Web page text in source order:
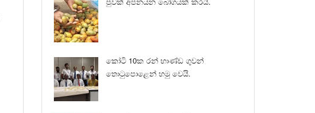
කෝටි 10ක රන් භාණ්ඩ ගුවන්
තොටුපොළෙන් හමු වෙයි.